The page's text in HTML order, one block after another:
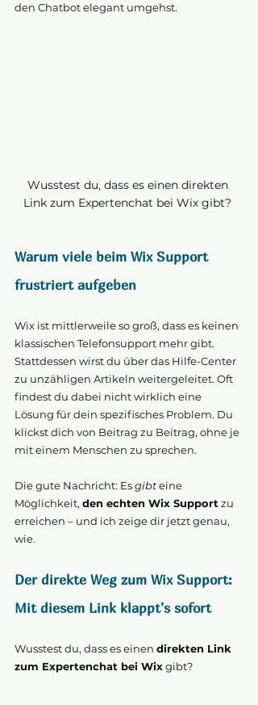
den Chatbot elegant umgehst.
Wusstest du, dass es einen direkten
Link zum Expertenchat bei Wix gibt?
Warum viele beim Wix Support
frustriert aufgeben
Wix ist mittlerweile so groß, dass es keinen
klassischen Telefonsupport mehr gibt.
Stattdessen wirst du über das Hilfe-Center
zu unzähligen Artikeln weitergeleitet. Oft
findest du dabei nicht wirklich eine
Lösung für dein spezifisches Problem. Du
klickst dich von Beitrag zu Beitrag, ohne je
mit einem Menschen zu sprechen.
Die gute Nachricht: Es gibt eine
Möglichkeit, den echten Wix Support zu
erreichen – und ich zeige dir jetzt genau,
wie.
Der direkte Weg zum Wix Support:
Mit diesem Link klappt's sofort
Wusstest du, dass es einen direkten Link
zum Expertenchat bei Wix gibt?